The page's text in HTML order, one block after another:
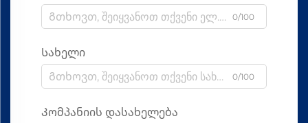
0/100
Სახელი
0/100
Კომპანიის დასახელება